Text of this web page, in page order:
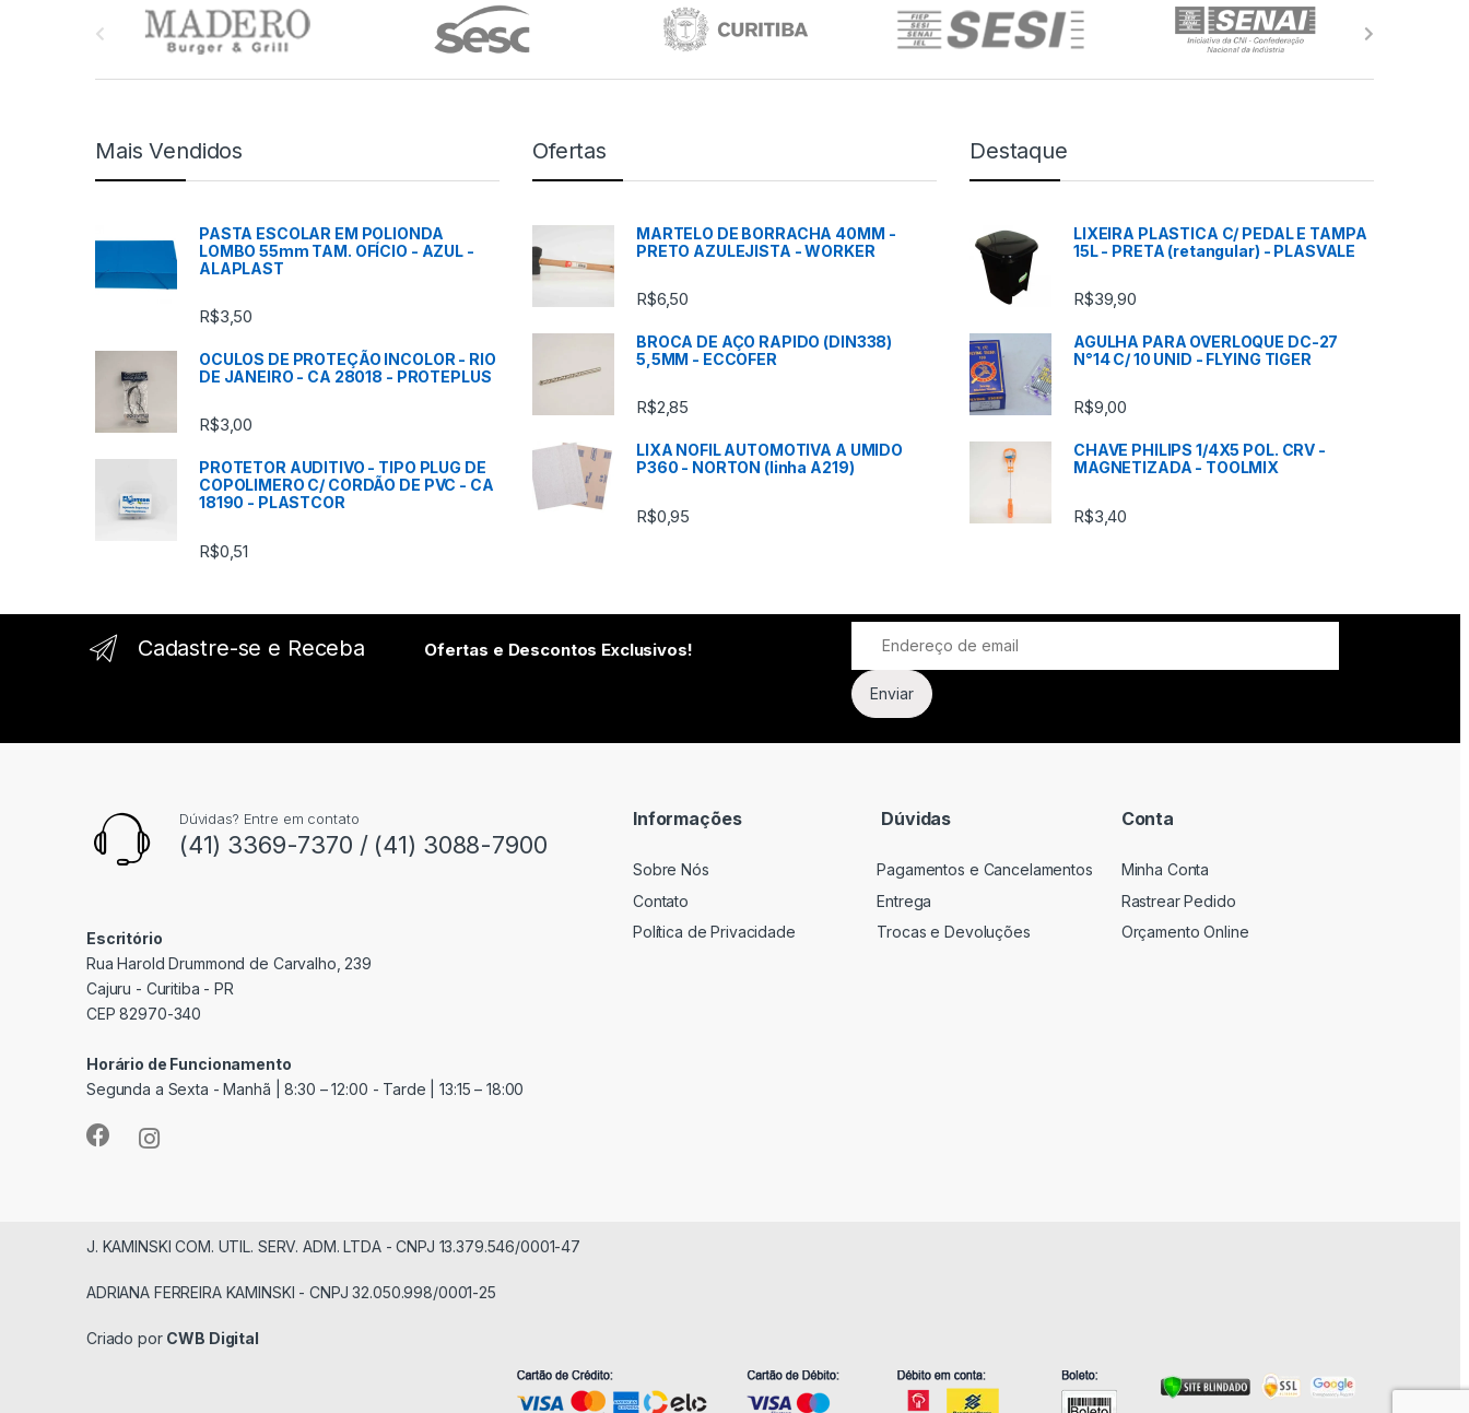
l
Mais Vendidos
PASTA ESCOLAR EM POLIONDA
LOMBO 55mm TAM. OFÍCIO - AZUL -
ALAPLAST
R$3,50
OCULOS DE PROTEÇÃO INCOLOR - RIO
DE JANEIRO - CA 28018 - PROTEPLUS
R$3,00
PROTETOR AUDITIVO - TIPO PLUG DE
COPOLIMERO C/ CORDÃO DE PVC - CA
18190 - PLASTCOR
R$0,51
Ofertas
MARTELO DE BORRACHA 40MM -
PRETO AZULEJISTA - WORKER
R$6,50
BROCA DE AÇO RAPIDO (DIN338)
5,5MM - ECCOFER
R$2,85
LIXA NOFIL AUTOMOTIVA A UMIDO
P360 - NORTON (linha A219)
R$0,95
Destaque
LIXEIRA PLASTICA C/ PEDAL E TAMPA
15L - PRETA (retangular) - PLASVALE
R$39,90
AGULHA PARA OVERLOQUE DC-27
N°14 C/ 10 UNID - FLYING TIGER
R$9,00
CHAVE PHILIPS 1/4X5 POL. CRV -
MAGNETIZADA - TOOLMIX
R$3,40
Cadastre-se e Receba Ofertas e Descontos Exclusivos!
Dúvidas? Entre em contato
(41) 3369-7370 / (41) 3088-7900
Escritório
Rua Harold Drummond de Carvalho, 239
Cajuru - Curitiba - PR
CEP 82970-340
Horário de Funcionamento
Segunda a Sexta - Manhã | 8:30 – 12:00 - Tarde | 13:15 – 18:00
Informações
Sobre Nós
Contato
Política de Privacidade
Dúvidas
Pagamentos e Cancelamentos
Entrega
Trocas e Devoluções
Conta
Minha Conta
Rastrear Pedido
Orçamento Online
J. KAMINSKI COM. UTIL. SERV. ADM. LTDA - CNPJ 13.379.546/0001-47
ADRIANA FERREIRA KAMINSKI - CNPJ 32.050.998/0001-25
Criado por CWB Digital